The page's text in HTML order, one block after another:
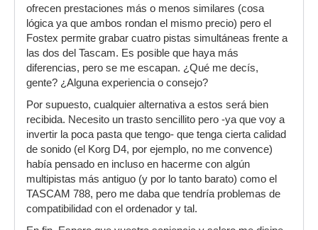
ofrecen prestaciones más o menos similares (cosa
lógica ya que ambos rondan el mismo precio) pero el
Fostex permite grabar cuatro pistas simultáneas frente a
las dos del Tascam. Es posible que haya más
diferencias, pero se me escapan. ¿Qué me decís,
gente? ¿Alguna experiencia o consejo?
Por supuesto, cualquier alternativa a estos será bien
recibida. Necesito un trasto sencillito pero -ya que voy a
invertir la poca pasta que tengo- que tenga cierta calidad
de sonido (el Korg D4, por ejemplo, no me convence)
había pensado en incluso en hacerme con algún
multipistas más antiguo (y por lo tanto barato) como el
TASCAM 788, pero me daba que tendría problemas de
compatibilidad con el ordenador y tal.